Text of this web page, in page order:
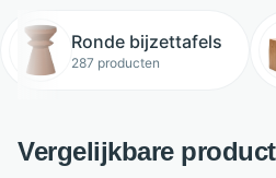
Ronde bijzettafels
287 producten
Vergelijkbare